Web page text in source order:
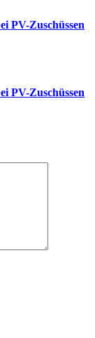
PV-Zuschüssen
PV-Zuschüssen